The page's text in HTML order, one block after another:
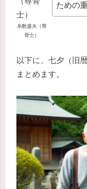
糸数盛夫（尊
骨士）
ための
以下に、七夕（旧
まとめます。